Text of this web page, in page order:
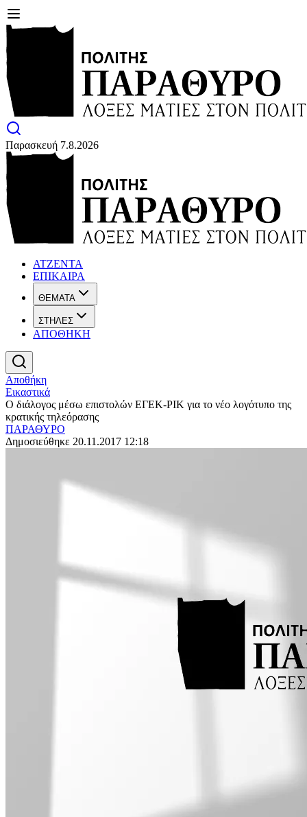
Παρασκευή 7.8.2026
ΑΤΖΕΝΤΑ
ΕΠΙΚΑΙΡΑ
ΘΕΜΑΤΑ
ΣΤΗΛΕΣ
ΑΠΟΘΗΚΗ
Αποθήκη
Εικαστικά
Ο διάλογος μέσω επιστολών ΕΓΕΚ-ΡΙΚ για το νέο λογότυπο της
κρατικής τηλεόρασης
ΠΑΡΑΘΥΡΟ
Δημοσιεύθηκε 20.11.2017 12:18